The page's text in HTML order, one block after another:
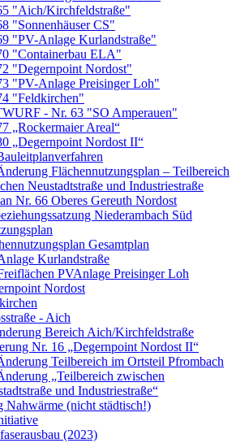
"Aich/Kirchfeldstraße"
"Sonnenhäuser CS"
"PV-Anlage Kurlandstraße"
"Containerbau ELA"
"Degernpoint Nordost"
"PV-Anlage Preisinger Loh"
"Feldkirchen"
- Nr. 63 "SO Amperauen"
„Rockermaier Areal“
„Degernpoint Nordost II“
Flächennutzungsplan – Teilbereich
Neustadtstraße und Industriestraße
Nr. 66 Oberes Gereuth Nordost
Niederambach Süd
Gesamtplan
Kurlandstraße
PV­Anlage Preisinger Loh
Nordost
- Aich
Bereich Aich/Kirchfeldstraße
Nr. 16 „Degernpoint Nordost II“
Teilbereich im Ortsteil Pfrombach
„Teilbereich zwischen
und Industriestraße“
Nahwärme (nicht städtisch!)
(2023)